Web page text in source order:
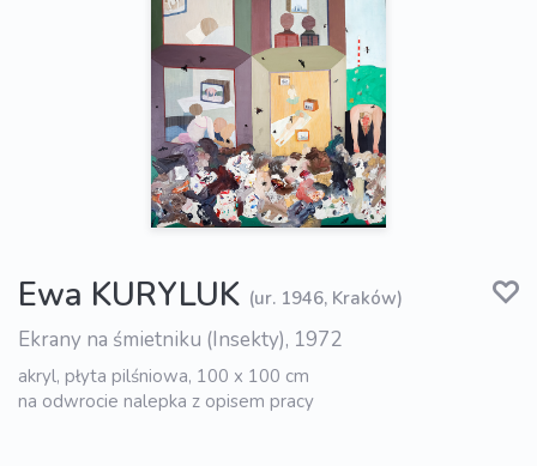
Ewa KURYLUK (ur. 1946, Kraków)
Ekrany na śmietniku (Insekty), 1972
akryl, płyta pilśniowa, 100 x 100 cm
na odwrocie nalepka z opisem pracy